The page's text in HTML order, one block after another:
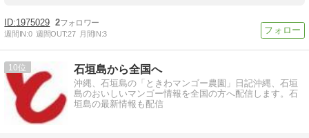
1975029 2
週間IN:0 週間OUT:27 月間IN:3
10 石垣島から全国へ
沖縄、石垣島の「ときわマンゴー農園」日記沖縄、石垣
島のおいしいマンゴー情報を全国の方へ配信します。石
垣島の最新情報も配信